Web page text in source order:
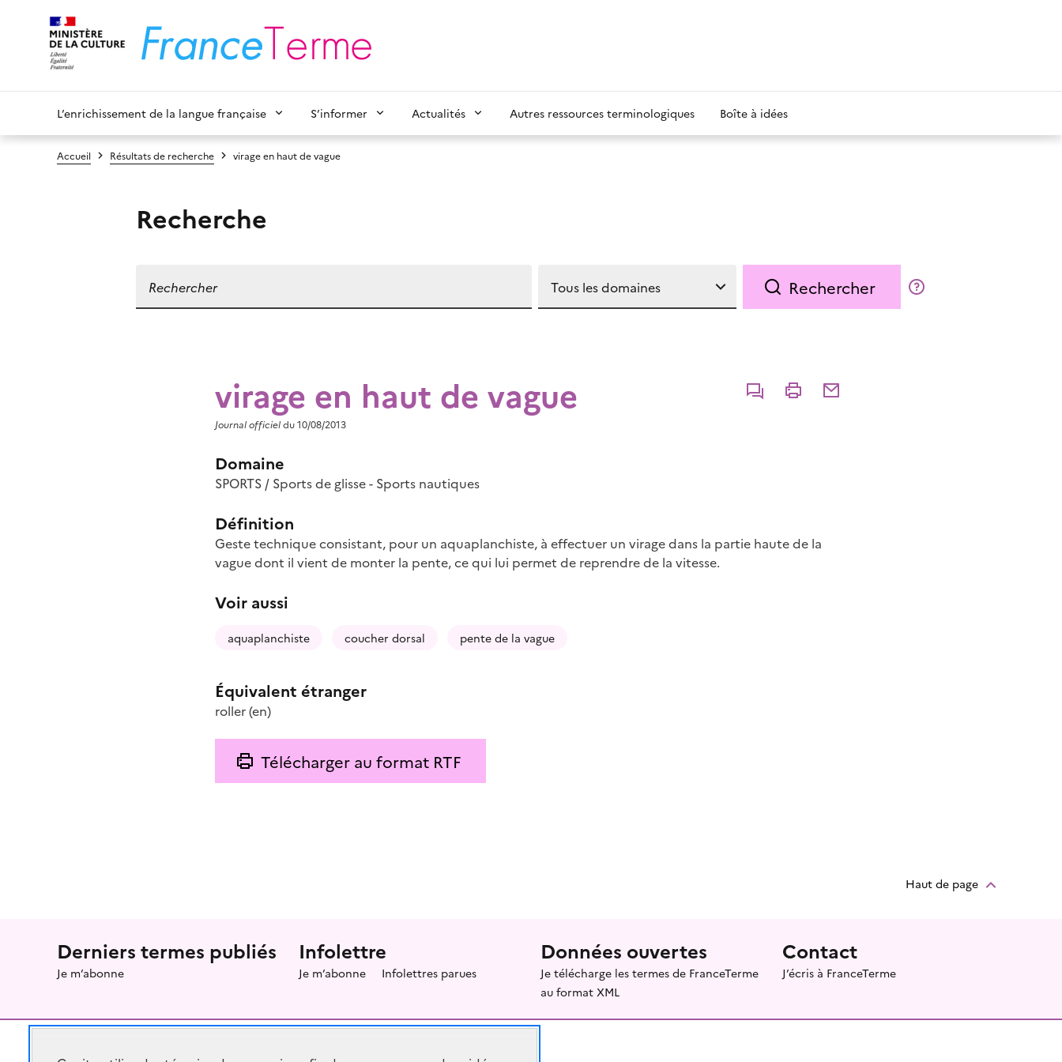
L’enrichissement de la langue française S’informer Actualités Autres ressources terminologiques Boîte à idées
Accueil Résultats de recherche virage en haut de vague
Recherche
Rechercher
virage en haut de vague CommenterImprimerPartager par courriel
Journal officieldu 10/08/2013
Domaine
SPORTS / Sports de glisse - Sports nautiques
Définition
Geste technique consistant, pour un aquaplanchiste, à effectuer un virage dans la partie haute de la
vague dont il vient de monter la pente, ce qui lui permet de reprendre de la vitesse.
Voir aussi
aquaplanchiste coucher dorsal pente de la vague
Équivalent étranger
roller(en)
Télécharger au format RTF
Haut de page
Menu prefooter
Derniers termes publiés
Je m’abonne
Infolettre
Je m’abonne Infolettres parues
Données ouvertes
Je télécharge les termes de FranceTerme
au format XML
Contact
J’écris à FranceTerme